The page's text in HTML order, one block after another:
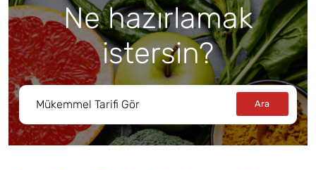
Ne hazırlamak
istersin?